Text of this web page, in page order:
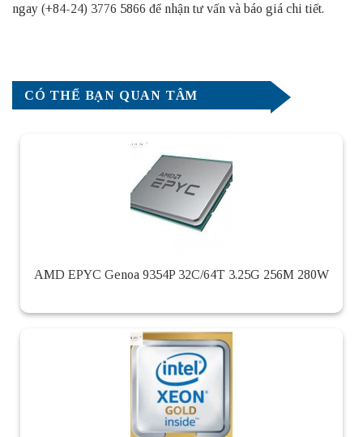
ngay (+84-24) 3776 5866 để nhận tư vấn và báo giá chi tiết.
CÓ THỂ BẠN QUAN TÂM
AMD EPYC Genoa 9354P 32C/64T 3.25G 256M 280W